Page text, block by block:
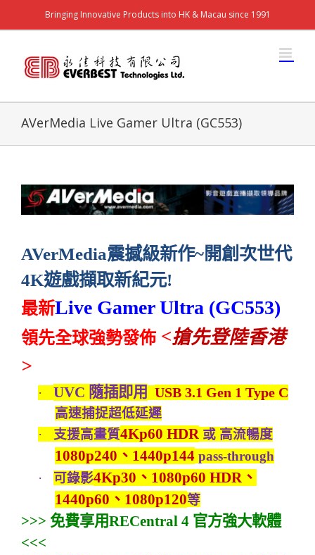
Bringing Innovative Products into HK & Macau since 1991
AVerMedia Live Gamer Ultra (GC553)
AVerMedia震撼級新作~開創次世代
4K遊戲擷取新紀元!
最新Live Gamer Ultra (GC553)
領先全球強勢發佈 <搶先登陸香港
>
· UVC 隨插即用 USB 3.1 Gen 1 Type C
高速捕捉超低延遲
·
支援高畫質4Kp60 HDR 或 高流暢度
1080p240 、 1440p144 pass-through
·
可錄影4Kp30 、 1080p60 HDR 、
1440p60 、 1080p120等
>>> 免費享用RECentral 4 官方強大軟體
<<<